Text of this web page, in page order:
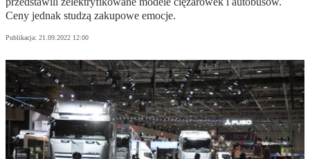
Ceny jednak studzą zakupowe emocje.
Publikacja: 21.09.2022 12:00